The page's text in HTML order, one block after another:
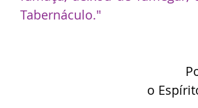
Tabernáculo."
o